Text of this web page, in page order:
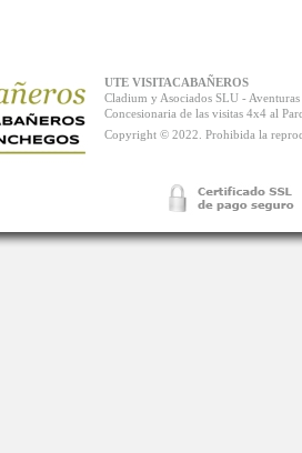
UTE VISITACABAÑEROS
Cladium y Asociados SLU -
Concesionaria de las visitas 4x4 al
Copyright © 2022. Prohibida la